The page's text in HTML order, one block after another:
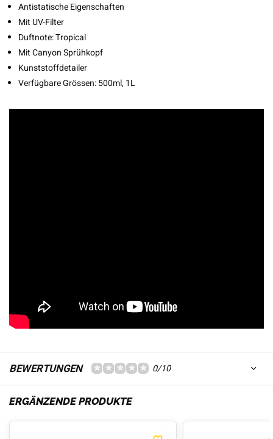
Antistatische Eigenschaften
Mit UV-Filter
Duftnote: Tropical
Mit Canyon Sprühkopf
Kunststoffdetailer
Verfügbare Grössen: 500ml, 1L
BEWERTUNGEN 0/10
ERGÄNZENDE PRODUKTE